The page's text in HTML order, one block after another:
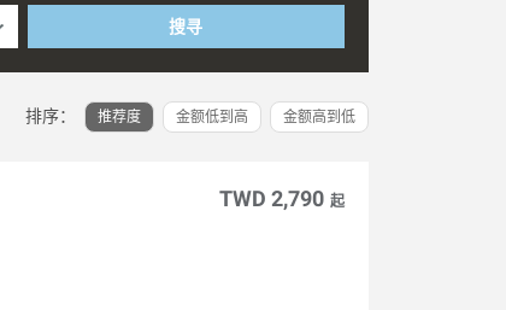
搜寻
排序： 推荐度 金额低到高 金额高到低
TWD 2,790 起